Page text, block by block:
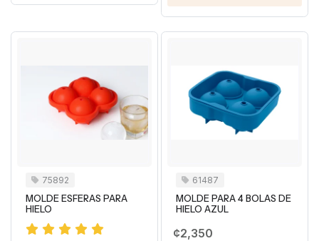
75892
MOLDE ESFERAS PARA
HIELO
61487
MOLDE PARA 4 BOLAS DE
HIELO AZUL
¢2,350